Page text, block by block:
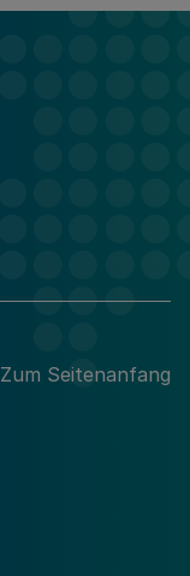
Zum Seitenanfang